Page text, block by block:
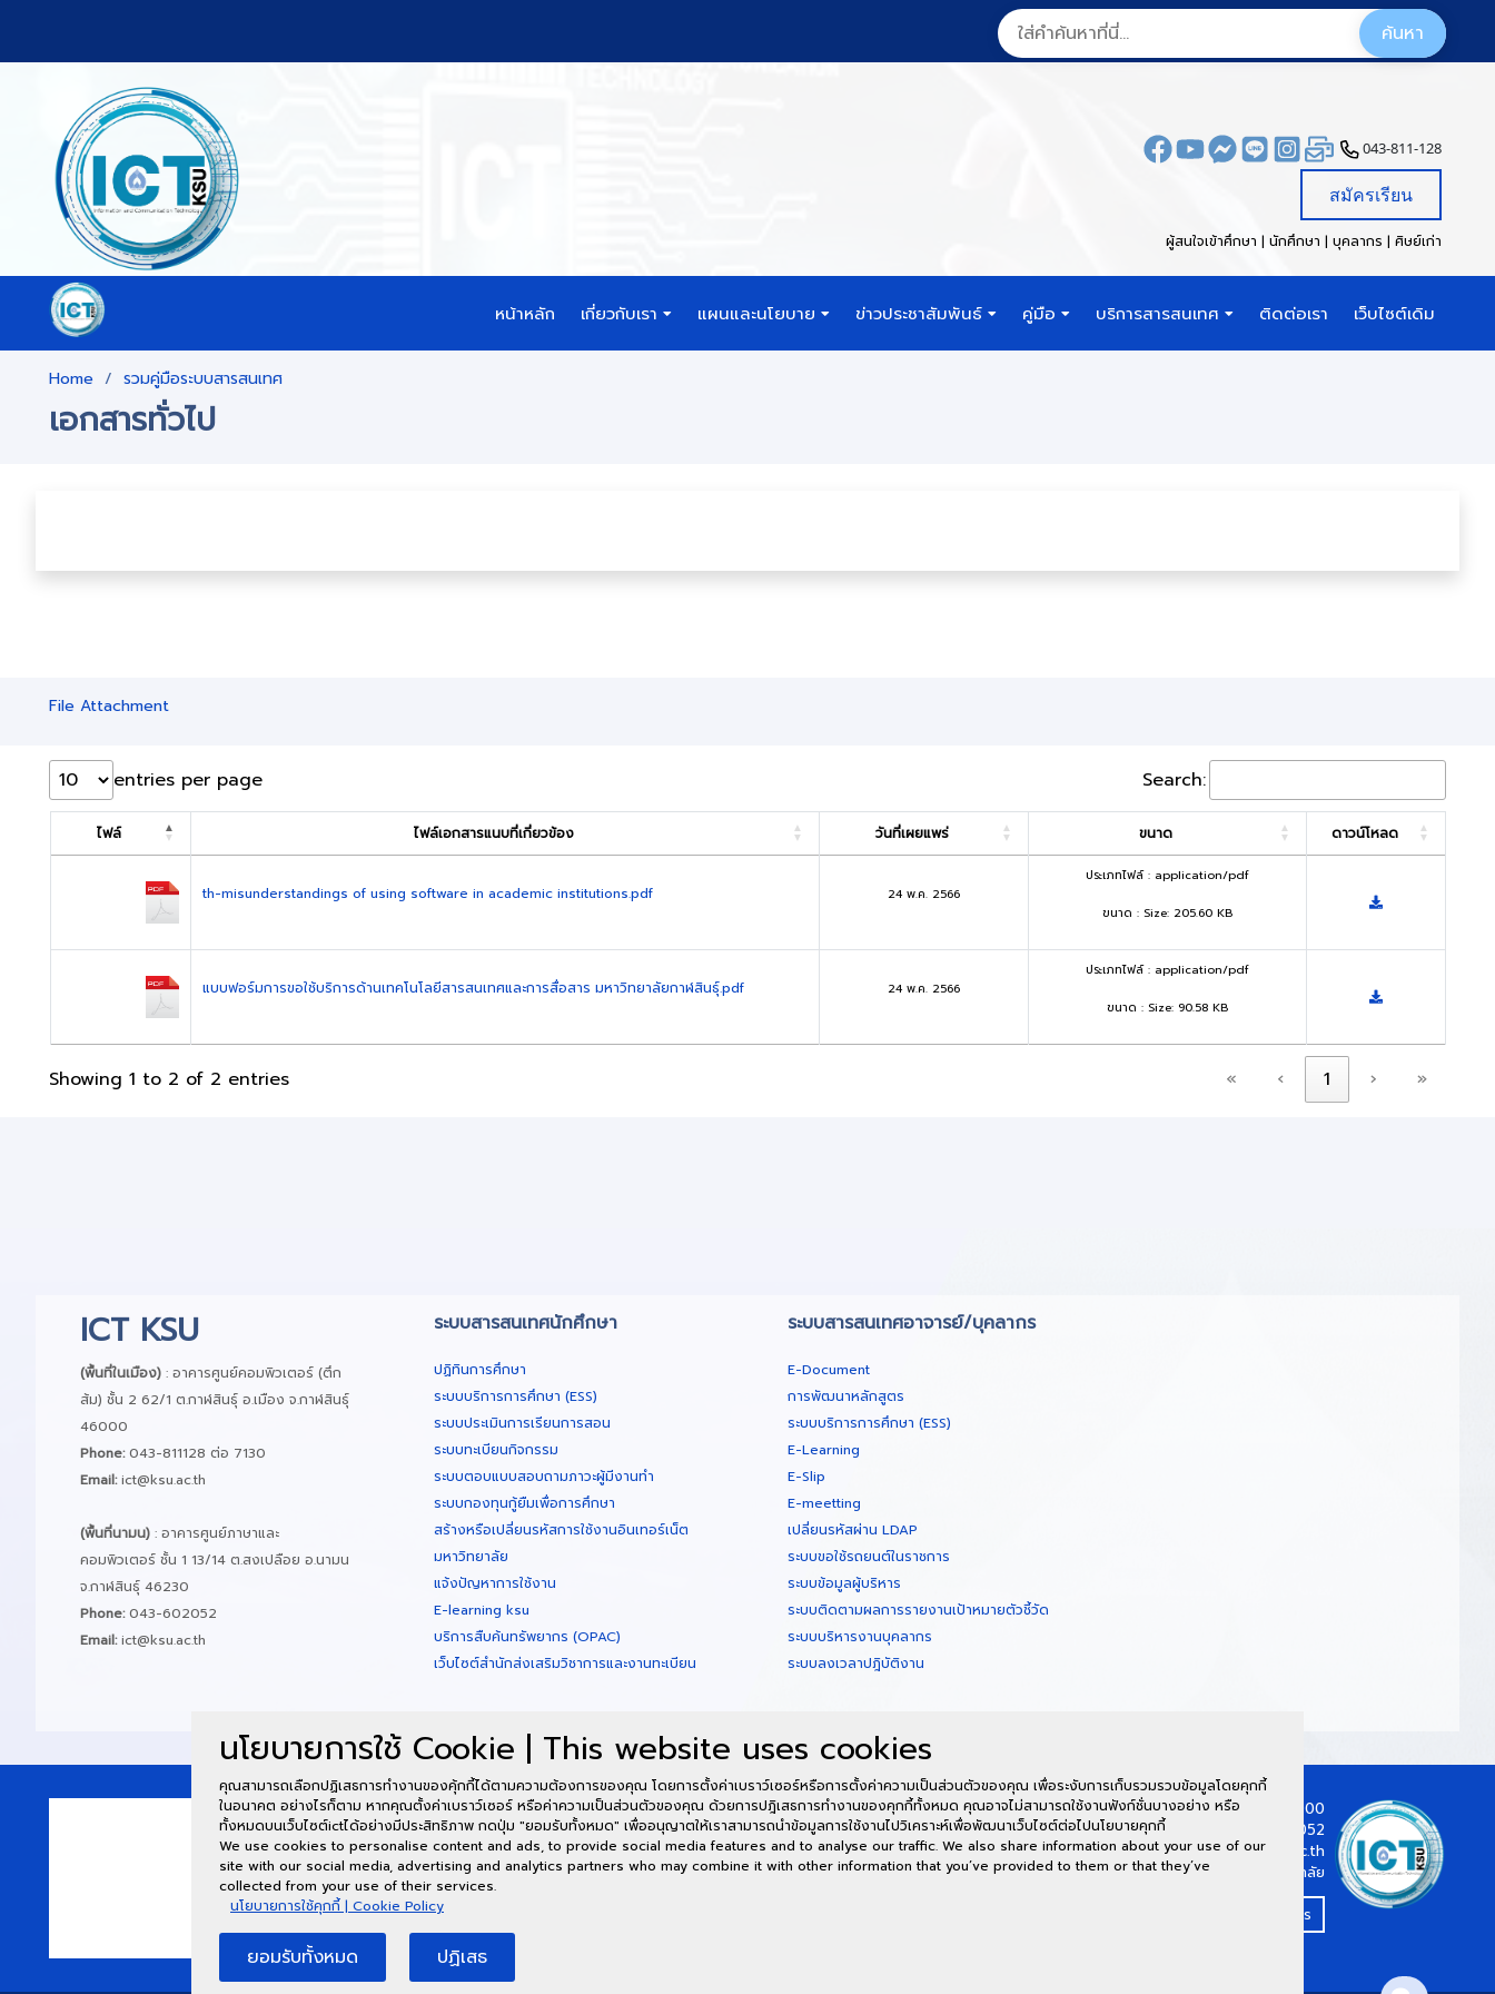
043-811-128
สมัครเรียน
ผู้สนใจเข้าศึกษา | นักศึกษา | บุคลากร | ศิษย์เก่า
หน้าหลัก เกี่ยวกับเรา แผนและนโยบาย ข่าวประชาสัมพันธ์ คู่มือ บริการสารสนเทศ ติดต่อเรา เว็บไซต์เดิม
Home รวมคู่มือระบบสารสนเทศ
เอกสารทั่วไป
File Attachment
entries per page Search:
ไฟล์ ไฟล์เอกสารแนบที่เกี่ยวข้อง วันที่เผยแพร่ ขนาด ดาวน์โหลด
th-misunderstandings of using software in academic institutions.pdf 24 พ.ค. 2566
ประเภทไฟล์ : application/pdf
ขนาด : Size: 205.60 KB
แบบฟอร์มการขอใช้บริการด้านเทคโนโลยีสารสนเทศและการสื่อสาร มหาวิทยาลัยกาฬสินธุ์.pdf 24 พ.ค. 2566
ประเภทไฟล์ : application/pdf
ขนาด : Size: 90.58 KB
Showing 1 to 2 of 2 entries « ‹ 1 › »
ICT KSU
(พื้นที่ในเมือง) : อาคารศูนย์คอมพิวเตอร์ (ตึก
ส้ม) ชั้น 2 62/1 ต.กาฬสินธุ์ อ.เมือง จ.กาฬสินธุ์
46000
Phone:043-811128 ต่อ 7130
Email:ict@ksu.ac.th
(พื้นที่นามน) : อาคารศูนย์ภาษาและ
คอมพิวเตอร์ ชั้น 1 13/14 ต.สงเปลือย อ.นามน
จ.กาฬสินธุ์ 46230
Phone:043-602052
Email:ict@ksu.ac.th
ระบบสารสนเทศนักศึกษา
ปฏิทินการศึกษา
ระบบบริการการศึกษา (ESS)
ระบบประเมินการเรียนการสอน
ระบบทะเบียนกิจกรรม
ระบบตอบแบบสอบถามภาวะผู้มีงานทำ
ระบบกองทุนกู้ยืมเพื่อการศึกษา
สร้างหรือเปลี่ยนรหัสการใช้งานอินเทอร์เน็ต
มหาวิทยาลัย
แจ้งปัญหาการใช้งาน
E-learning ksu
บริการสืบค้นทรัพยากร (OPAC)
เว็บไซต์สำนักส่งเสริมวิชาการและงานทะเบียน
ระบบสารสนเทศอาจารย์/บุคลากร
E-Document
การพัฒนาหลักสูตร
ระบบบริการการศึกษา (ESS)
E-Learning
E-Slip
E-meetting
เปลี่ยนรหัสผ่าน LDAP
ระบบขอใช้รถยนต์ในราชการ
ระบบข้อมูลผู้บริหาร
ระบบติดตามผลการรายงานเป้าหมายตัวชี้วัด
ระบบบริหารงานบุคลากร
ระบบลงเวลาปฎิบัติงาน
อาคารศูนย์คอมพิวเตอร์ ชั้น 2 62/1 ต.กาฬสินธุ์ อ.เมือง จ.กาฬสินธุ์ 46000
(พื้นที่ในเมือง) : 043-811128 ต่อ 7130 (พื้นที่นามน) : 043-602052
ict@ksu.ac.th
พร้อมใจบริการ พัฒนางานไอที ปรับใช้เทคโนโลยี สนับสนุนมหาวิทยาลัย
งานเทคโนโลยีสารสนเทศและการสื่อสาร
นโยบายการใช้ Cookie | This website uses cookies
คุณสามารถเลือกปฏิเสธการทำงานของคุ้กกี้ได้ตามความต้องการของคุณ โดยการตั้งค่าเบราว์เซอร์หรือการตั้งค่าความเป็นส่วนตัวของคุณ เพื่อระงับการเก็บรวมรวบข้อมูลโดยคุกกี้
ในอนาคต อย่างไรก็ตาม หากคุณตั้งค่าเบราว์เซอร์ หรือค่าความเป็นส่วนตัวของคุณ ด้วยการปฎิเสธการทำงานของคุกกี้ทั้งหมด คุณอาจไม่สามารถใช้งานฟังก์ชั่นบางอย่าง หรือ
ทั้งหมดบนเว็บไซต์ictได้อย่างมีประสิทธิภาพ กดปุ่ม "ยอมรับทั้งหมด" เพื่ออนุญาตให้เราสามารถนำข้อมูลการใช้งานไปวิเคราะห์เพื่อพัฒนาเว็บไซต์ต่อไปนโยบายคุกกี้
We use cookies to personalise content and ads, to provide social media features and to analyse our traffic. We also share information about your use of our
site with our social media, advertising and analytics partners who may combine it with other information that you’ve provided to them or that they’ve
collected from your use of their services.
นโยบายการใช้คุกกี้ | Cookie Policy
ยอมรับทั้งหมด ปฏิเสธ